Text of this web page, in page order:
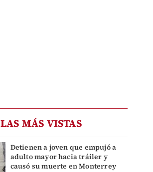
LAS MÁS VISTAS
Detienen a joven que empujó a
adulto mayor hacia tráiler y
causó su muerte en Monterrey